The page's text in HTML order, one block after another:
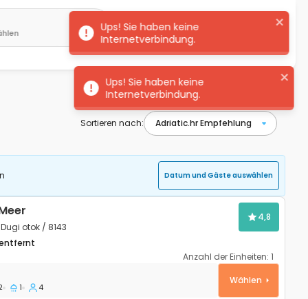
Sortieren nach:
Datum und Gäste auswählen
otok / 8143
4,8
Anzahl der Einheiten: 1
Jaz - Telašćica, Dugi otok K-8143
1 4
Wählen